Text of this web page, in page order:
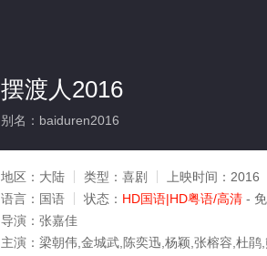
摆渡人2016
别名：baiduren2016
地区： 大陆 类型： 喜剧 上映时间： 2016
语言： 国语 状态： HD国语|HD粤语/高清 -
导演： 张嘉佳
主演： 梁朝伟,金城武,陈奕迅,杨颖,张榕容,杜